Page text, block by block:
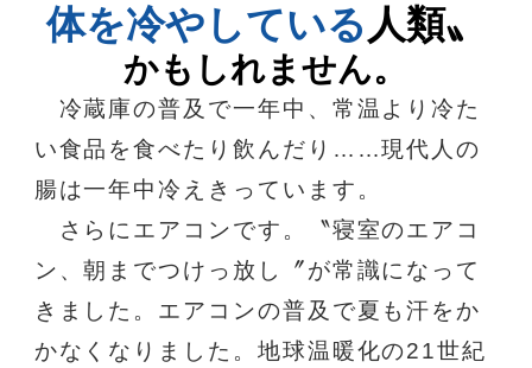
体を冷やしている 人類〟
かもしれません。
冷蔵庫の普及で一年中、常温より冷た
い食品を食べたり飲んだり……現代人の
腸は一年中冷えきっています。
さらにエアコンです。〝寝室のエアコ
ン、朝までつけっ放し〞が常識になって
きました。エアコンの普及で夏も汗をか
かなくなりました。地球温暖化の21世紀